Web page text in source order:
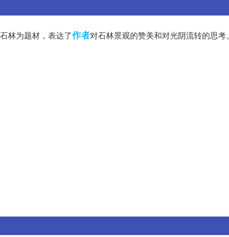
林为题材，表达了作者对石林景观的赞美和对光阴流转的思考。